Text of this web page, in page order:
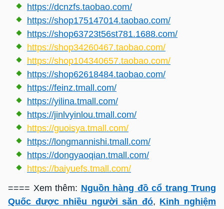
https://dcnzfs.taobao.com/
https://shop175147014.taobao.com/
https://shop63723t56st781.1688.com/
https://shop34260467.taobao.com/
https://shop104340657.taobao.com/
https://shop62618484.taobao.com/
https://feinz.tmall.com/
https://yilina.tmall.com/
https://jinlvyinlou.tmall.com/
https://guoisya.tmall.com/
https://longmannishi.tmall.com/
https://dongyaoqian.tmall.com/
https://baiyuefs.tmall.com/
==== Xem thêm: Nguồn hàng đồ cổ trang Trung
Quốc được nhiều người săn đó, Kinh nghiệm